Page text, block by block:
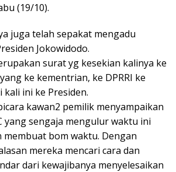
(19/10).
juga telah sepakat mengadu
Jokowidodo.
surat yg kesekian kalinya ke
ke kementrian, ke DPRRI ke
ini ke Presiden.
kawan2 pemilik menyampaikan
yang sengaja mengulur waktu ini
membuat bom waktu. Dengan
mereka mencari cara dan
dari kewajibanya menyelesaikan